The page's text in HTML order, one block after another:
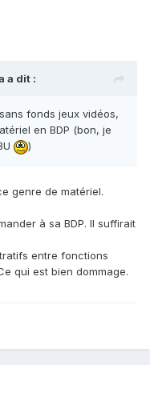
a dit :
fonds jeux vidéos,
en BDP (bon, je
)
genre de matériel.
à sa BDP. Il suffirait
entre fonctions
qui est bien dommage.